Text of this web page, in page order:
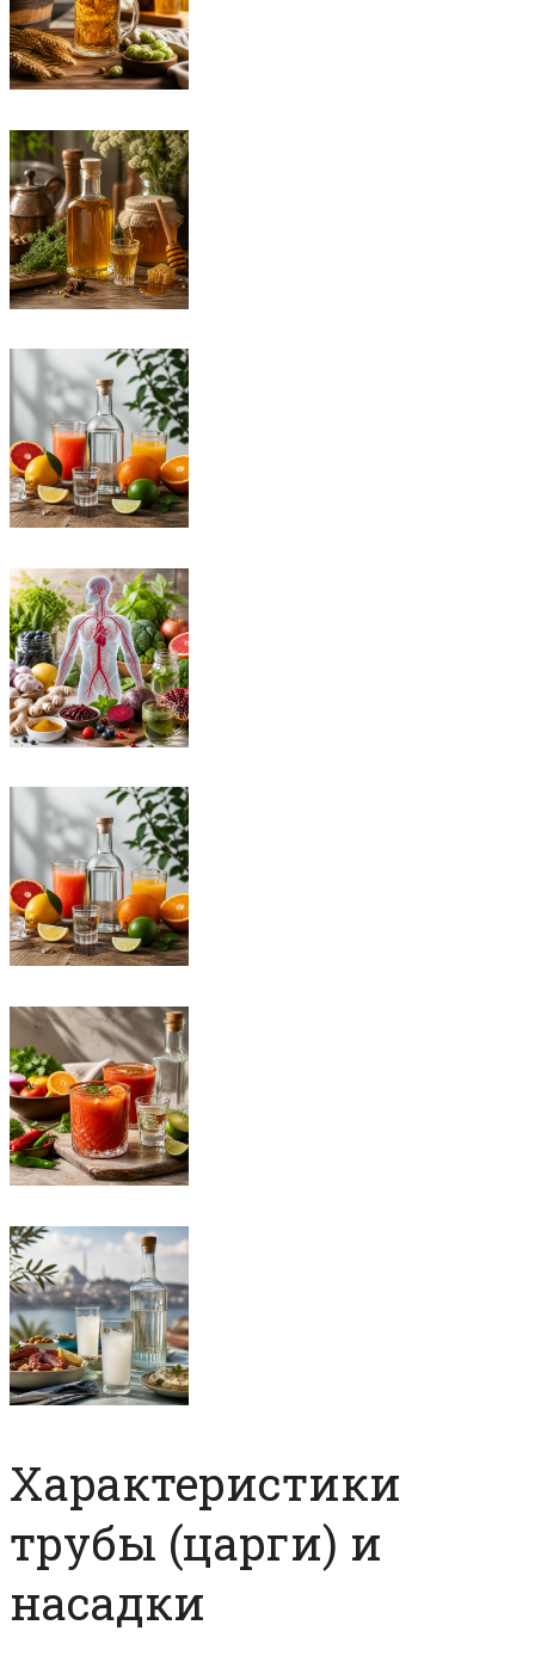
Характеристики
трубы (царги) и
насадки